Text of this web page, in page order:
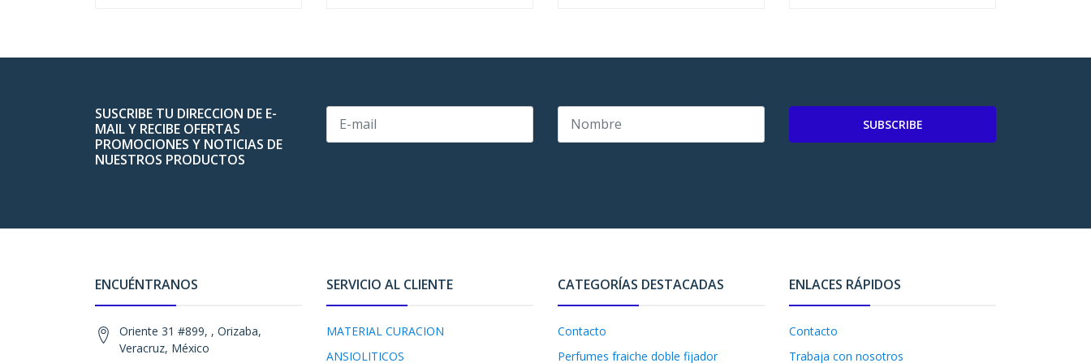
SUSCRIBE TU DIRECCION DE E-
MAIL Y RECIBE OFERTAS
PROMOCIONES Y NOTICIAS DE
NUESTROS PRODUCTOS
SUBSCRIBE
ENCUÉNTRANOS
Oriente 31 #899, , Orizaba,
Veracruz, México
SERVICIO AL CLIENTE
MATERIAL CURACION
ANSIOLITICOS
CATEGORÍAS DESTACADAS
Contacto
Perfumes fraiche doble fijador
ENLACES RÁPIDOS
Contacto
Trabaja con nosotros